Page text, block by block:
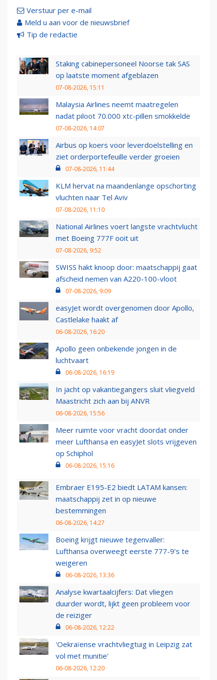
Verstuur per e-mail
Meld u aan voor de nieuwsbrief
Tip de redactie
Staking cabinepersoneel Noorse tak SAS
op laatste moment afgeblazen
07-08-2026, 15:11
Malaysia Airlines neemt maatregelen
nadat piloot 70.000 xtc-pillen smokkelde
07-08-2026, 14:07
Airbus op koers voor leverdoelstelling en
ziet orderportefeuille verder groeien
07-08-2026, 11:44
KLM hervat na maandenlange opschorting
vluchten naar Tel Aviv
07-08-2026, 11:10
National Airlines voert langste vrachtvlucht
met Boeing 777F ooit uit
07-08-2026, 9:52
SWISS hakt knoop door: maatschappij gaat
afscheid nemen van A220-100-vloot
07-08-2026, 9:09
easyJet wordt overgenomen door Apollo,
Castlelake haakt af
06-08-2026, 16:20
Apollo geen onbekende jongen in de
luchtvaart
06-08-2026, 16:19
In jacht op vakantiegangers sluit vliegveld
Maastricht zich aan bij ANVR
06-08-2026, 15:56
Meer ruimte voor vracht doordat onder
meer Lufthansa en easyJet slots vrijgeven
op Schiphol
06-08-2026, 15:16
Embraer E195-E2 biedt LATAM kansen:
maatschappij zet in op nieuwe
bestemmingen
06-08-2026, 14:27
Boeing krijgt nieuwe tegenvaller:
Lufthansa overweegt eerste 777-9’s te
weigeren
06-08-2026, 13:36
Analyse kwartaalcijfers: Dat vliegen
duurder wordt, lijkt geen probleem voor
de reiziger
06-08-2026, 12:22
'Oekraïense vrachtvliegtuig in Leipzig zat
vol met munitie'
06-08-2026, 12:20